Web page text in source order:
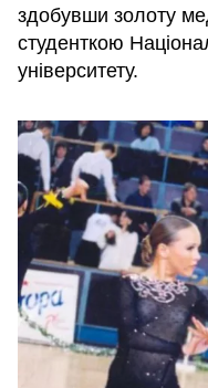
здобувши золоту
студенткою
університету.